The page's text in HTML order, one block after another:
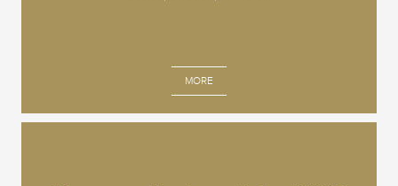
MORE